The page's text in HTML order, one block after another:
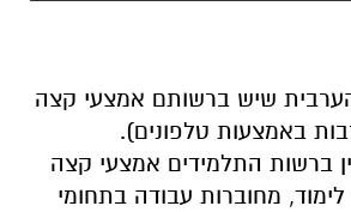
שיש ברשותם אמצעי קצה
באמצעות טלפונים).
ברשות התלמידים אמצעי קצה
מחוברות עבודה בתחומי